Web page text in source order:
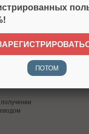
рынке
по всей России
ПОТОМ